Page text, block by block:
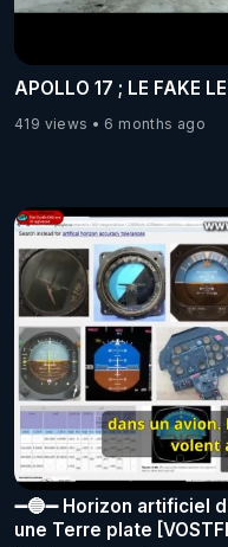
APOLLO 17 ; LE FAKE
419 views 6 months ago
➖🔵➖ Horizon artificiel
une Terre plate